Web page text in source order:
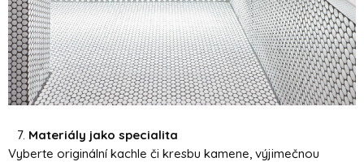
Materiály jako specialita
Vyberte originální kachle či kresbu kamene, výjimečnou